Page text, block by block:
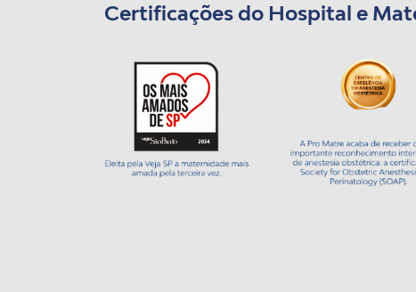
Certificações do Hospital e